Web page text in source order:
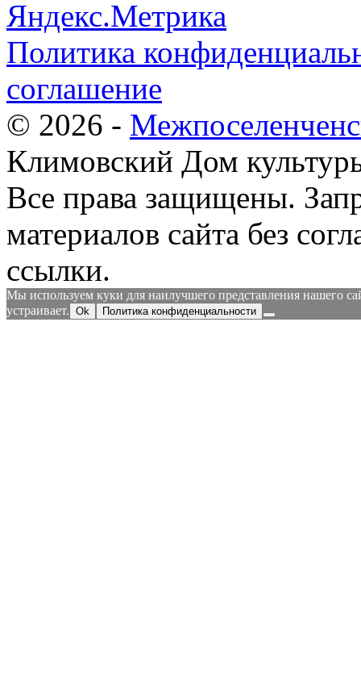
Политика
соглашение
© 2026 -
Климовский Дом
Все права защищены.
материалов сайта без
ссылки.
Мы используем куки для наилучшего представления нашего
устраивает. Ok Политика конфиденциальности